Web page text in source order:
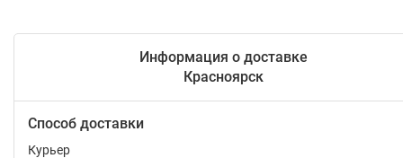
Информация о доставке
Красноярск
Способ доставки
Курьер